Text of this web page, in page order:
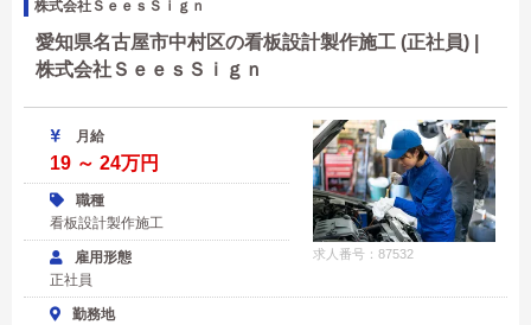
株式会社ＳｅｅｓＳｉｇｎ
愛知県名古屋市中村区の看板設計製作施工 (正社員) |
株式会社ＳｅｅｓＳｉｇｎ
求人番号：87532
月給
19 ～ 24万円
職種
看板設計製作施工
雇用形態
正社員
勤務地